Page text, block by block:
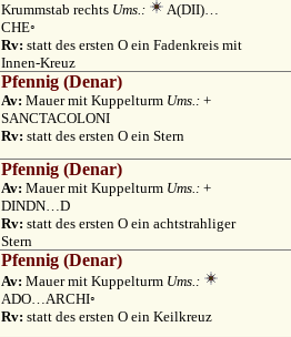
Krummstab rechts Ums.:
A(DII)…
CHE◦
Rv: statt des ersten O ein Fadenkreis mit
Innen-Kreuz
Pfennig (Denar)
Av: Mauer mit Kuppelturm Ums.: +
SANCTACOLONI
Rv: statt des ersten O ein Stern
Pfennig (Denar)
Av: Mauer mit Kuppelturm Ums.: +
DINDN…D
Rv: statt des ersten O ein achtstrahliger
Stern
Pfennig (Denar)
Av: Mauer mit Kuppelturm Ums.:
ADO…ARCHI◦
Rv: statt des ersten O ein Keilkreuz